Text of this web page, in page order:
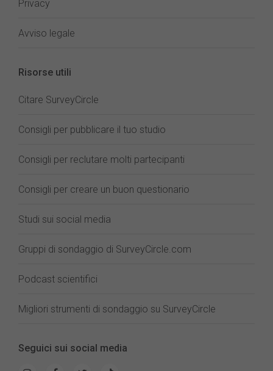
Privacy
Avviso legale
Risorse utili
Citare SurveyCircle
Consigli per pubblicare il tuo studio
Consigli per reclutare molti partecipanti
Consigli per creare un buon questionario
Studi sui social media
Gruppi di sondaggio di SurveyCircle.com
Podcast scientifici
Migliori strumenti di sondaggio su SurveyCircle
Seguici sui social media